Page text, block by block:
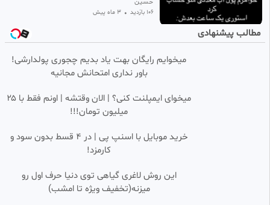
حسین
106 بازدید • 3 ماه پیش
SD
😂🤣🔥
کانال‌آیلین‌خانمʕっ•ᴥ•ʔっ⁩⁦
66.01k بازدید • 10 ماه پیش
0:00:11 کلیپ خنده دار طنز جدید ۳۹۰
آمپول زدن پسر تپل خنده دار
فیلو فیلم تک
18.35k بازدید • 2 سال پیش
مطالب پیشنهادی
میخوایم رایگان بهت یاد بدیم چجوری پولدارشی!
باور نداری امتحانش مجانیه
میخوای ایمپلنت کنی؟ | الان وقتشه | اونم فقط با ۲۵
میلیون تومان!!!
خرید موبایل با اسنپ پی | در ۴ قسط بدون سود و
کارمزد!
این روش لاغری گیاهی توی دنیا حرف اول رو
میزنه(تخفیف ویژه تا امشب)